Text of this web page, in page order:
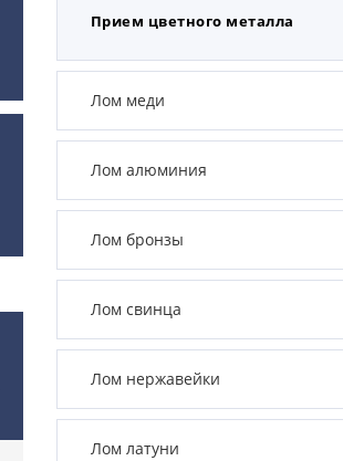
Прием цветного металла
Лом меди
Лом алюминия
Лом бронзы
Лом свинца
Лом нержавейки
Лом латуни